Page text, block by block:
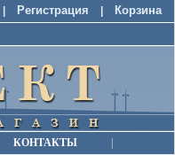
Регистрация Корзина
КОНТАКТЫ